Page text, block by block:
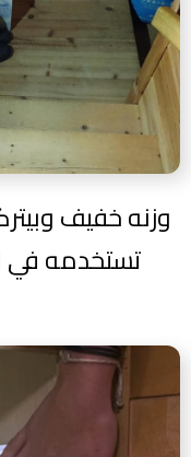
وزنه خفيف
تستخدمه في